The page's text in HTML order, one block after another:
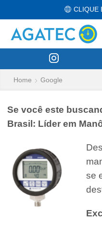
CLIQUE
Home Google
Se você este
Brasil: Líder em
se